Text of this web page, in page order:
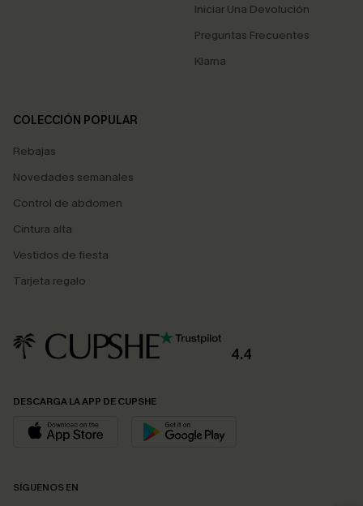
Iniciar Una Devolución
Preguntas Frecuentes
Klarna
COLECCIÓN POPULAR
Rebajas
Novedades semanales
Control de abdomen
Cintura alta
Vestidos de fiesta
Tarjeta regalo
4.4
DESCARGA LA APP DE CUPSHE
SÍGUENOS EN